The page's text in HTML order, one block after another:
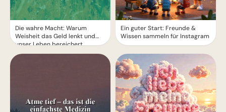
Die wahre Macht: Warum
Weisheit das Geld lenkt und
unser Leben bereichert
Ein guter Start: Freunde &
Wissen sammeln für Instagram